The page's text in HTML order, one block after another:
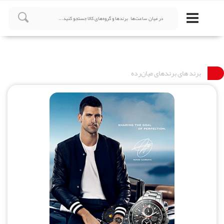
برند های برندهای میان‌رده